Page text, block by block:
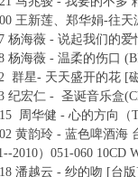
王新莲、郑华娟-往
杨海薇 - 说起我们的
杨海薇 - 温柔的伤口
群星- 天天盛开的花 [
纪宏仁 - 圣诞音乐盒
周华健 - 心的方向（
黄韵玲 - 蓝色啤酒海
2010）051-060 10CD
潘越云 - 纱的吻 [台